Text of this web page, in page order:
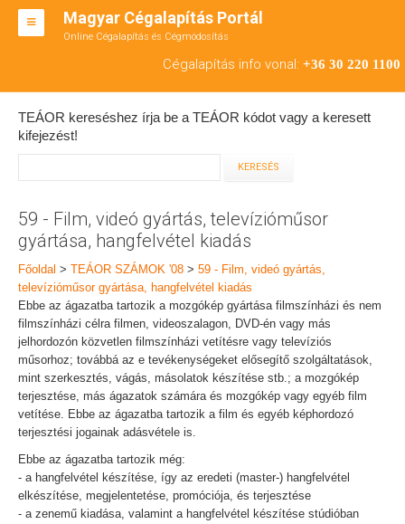
Magyar Cégalapítás Portál
Online Cégalapítás és Cégmódosítás
Cégalapítás info vonal: +36 30 220 1100
BT ALAPÍTÁS
RT ALAPÍTÁS
TEÁOR SZÁMOK '08
KAPCSOLAT
IRODÁK
TEÁOR kereséshez írja be a TEÁOR kódot vagy a keresett
kifejezést!
59 - Film, videó gyártás, televízióműsor
gyártása, hangfelvétel kiadás
Főoldal > TEÁOR SZÁMOK '08 > 59 - Film, videó gyártás,
televízióműsor gyártása, hangfelvétel kiadás
Ebbe az ágazatba tartozik a mozgókép gyártása filmszínházi és nem
filmszínházi célra filmen, videoszalagon, DVD-én vagy más
jelhordozón közvetlen filmszínházi vetítésre vagy televíziós
műsorhoz; továbbá az e tevékenységeket elősegítő szolgáltatások,
mint szerkesztés, vágás, másolatok készítése stb.; a mozgókép
terjesztése, más ágazatok számára és mozgókép vagy egyéb film
vetítése. Ebbe az ágazatba tartozik a film és egyéb képhordozó
terjesztési jogainak adásvétele is.
Ebbe az ágazatba tartozik még:
- a hangfelvétel készítése, így az eredeti (master-) hangfelvétel
elkészítése, megjelentetése, promóciója, és terjesztése
- a zenemű kiadása, valamint a hangfelvétel készítése stúdióban